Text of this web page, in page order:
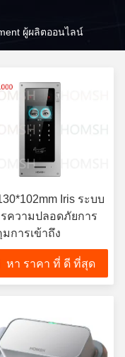
ผู้ผลิตออนไลน์
Iris ระบบ
ความปลอดภัยการ
การเข้าถึง
หา ราคา ที่ ดี ที่สุด